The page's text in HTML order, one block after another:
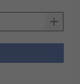
รือ OLED
ม
อส่งตรงไป
ดรัด พกพา